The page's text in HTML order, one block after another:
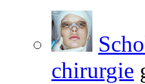
chirurgie